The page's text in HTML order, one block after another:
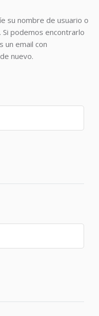
su nombre de usuario o
podemos encontrarlo
un email con
nuevo.